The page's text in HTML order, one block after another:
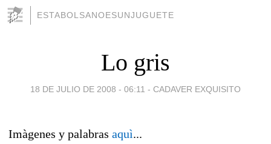
ESTABOLSANOESUNJUGUETE
Lo gris
18 DE JULIO DE 2008 - 06:11 - CADAVER EXQUISITO
Imàgenes y palabras aquì...